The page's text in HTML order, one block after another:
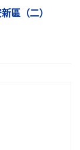
區（二）